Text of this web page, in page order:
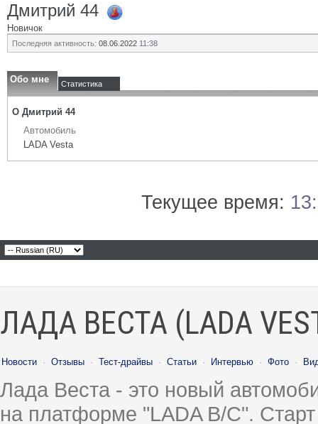
Дмитрий 44
Новичок
Последняя активность: 08.06.2022 11:38
Обо мне Статистика
О Дмитрий 44
Автомобиль
LADA Vesta
Текущее время:
ЛАДА ВЕСТА (LADA
Новости · Отзывы · Тест-драйвы · Статьи · Интервью · Фото ·
Лада Веста - это новый
на платформе "LADA B/C".